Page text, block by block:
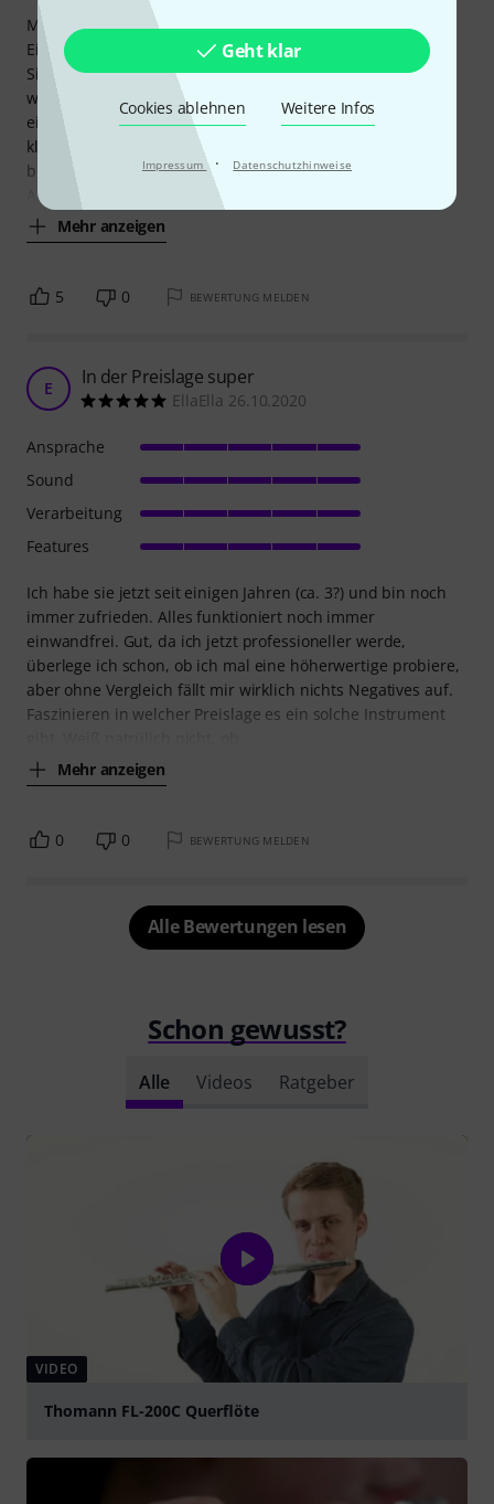
Geht klar
Cookies ablehnen Weitere Infos
Impressum · Datenschutzhinweise
Meine Tochter hat die Flöte mit sechs Jahren als
Einstiegsmodell bekommen.
Sie hatte gerade erst mit dem Unterricht begonnen und es
war nochnicht klar, ob es das Instrument für sie ist. Es ist
eine nette Flöte für den Einstieg, aber die hohen Töne
klingen doch sehr blechern und sind schwer richtig zu
blasen.
Auch die Qualität der Klappen ist nicht ganz
Mehr anzeigen
5 0 BEWERTUNG MELDEN
E In der Preislage super
EllaElla 26.10.2020
Ich habe sie jetzt seit einigen Jahren (ca. 3?) und bin noch
immer zufrieden. Alles funktioniert noch immer
einwandfrei. Gut, da ich jetzt professioneller werde,
überlege ich schon, ob ich mal eine höherwertige probiere,
aber ohne Vergleich fällt mir wirklich nichts Negatives auf.
Faszinieren in welcher Preislage es ein solche Instrument
Mehr anzeigen
Ansprache
Sound
Verarbeitung
Features
0 0 BEWERTUNG MELDEN
Alle Bewertungen lesen
Schon gewusst?
Alle Videos Ratgeber
VIDEO
Thomann FL-200C Querflöte